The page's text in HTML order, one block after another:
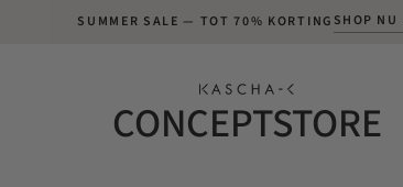
SUMMER SALE — TOT 70% KORTING SHOP NU
CONCEPTSTORE